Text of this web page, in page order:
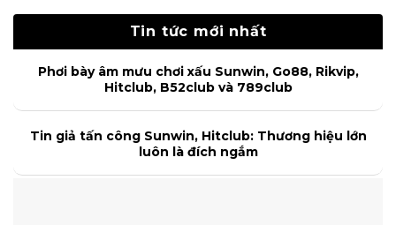
Tin tức mới nhất
Phơi bày âm mưu chơi xấu Sunwin, Go88, Rikvip,
Hitclub, B52club và 789club
Tin giả tấn công Sunwin, Hitclub: Thương hiệu lớn
luôn là đích ngắm